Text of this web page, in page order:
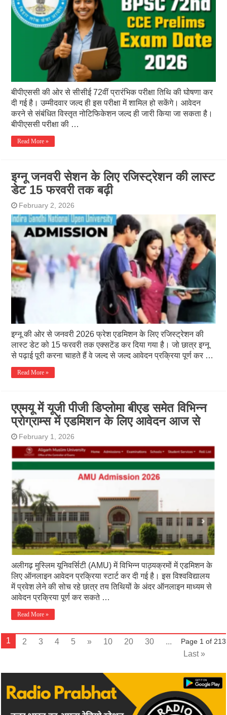
बीपीएससी की ओर से सीसीई 72वीं प्रारंभिक परीक्षा तिथि की घोषणा कर
दी गई है। उम्मीदवार जल्द ही इस परीक्षा में शामिल हो सकेंगे। आवेदन
करने से संबंधित विस्तृत नोटिफिकेशन जल्द ही जारी किया जा सकता है।
बीपीएससी परीक्षा की …
Read More »
इग्नू जनवरी सेशन के लिए रजिस्ट्रेशन की लास्ट
डेट 15 फरवरी तक बढ़ी
February 2, 2026
इग्नू की ओर से जनवरी 2026 फ्रेश एडमिशन के लिए रजिस्ट्रेशन की
लास्ट डेट को 15 फरवरी तक एक्सटेंड कर दिया गया है। जो छात्र इग्नू
से पढ़ाई पूरी करना चाहते हैं वे जल्द से जल्द आवेदन प्रक्रिया पूर्ण कर …
Read More »
एएमयू में यूजी पीजी डिप्लोमा बीएड समेत विभिन्न
प्रोग्राम्स में एडमिशन के लिए आवेदन आज से
February 1, 2026
अलीगढ़ मुस्लिम यूनिवर्सिटी (AMU) में विभिन्न पाठ्यक्रमों में एडमिशन के
लिए ऑनलाइन आवेदन प्रक्रिया स्टार्ट कर दी गई है। इस विश्वविद्यालय
में प्रवेश लेने की सोच रहे छात्र तय तिथियों के अंदर ऑनलाइन माध्यम से
आवेदन प्रक्रिया पूर्ण कर सकते …
Read More »
Page 1 of 213
1 2 3 4 5 » 10 20 30
...
Last »